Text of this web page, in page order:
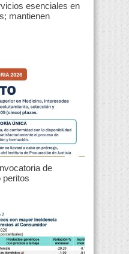
esenciales en
mantienen
de
peritos